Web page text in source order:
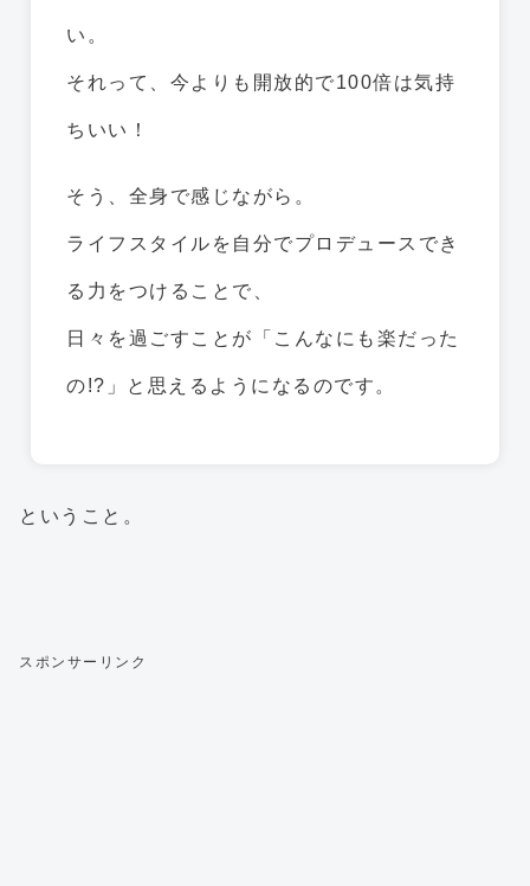
い。
それって、今よりも開放的で100倍は気持
ちいい！
そう、全身で感じながら。
ライフスタイルを自分でプロデュースでき
る力をつけることで、
日々を過ごすことが「こんなにも楽だった
の!?」と思えるようになるのです。
ということ。
スポンサーリンク